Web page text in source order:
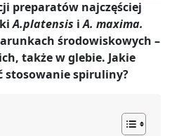
preparatów najczęściej
A.platensis iA. maxima.
środowiskowych –
także w glebie. Jakie
stosowanie spiruliny?